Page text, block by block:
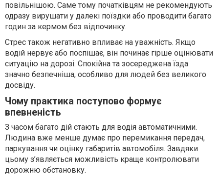
повільнішою. Саме тому початківцям не рекомендують
одразу вирушати у далекі поїздки або проводити багато
годин за кермом без відпочинку.
Стрес також негативно впливає на уважність. Якщо
водій нервує або поспішає, він починає гірше оцінювати
ситуацію на дорозі. Спокійна та зосереджена їзда
значно безпечніша, особливо для людей без великого
досвіду.
Чому практика поступово формує
впевненість
З часом багато дій стають для водія автоматичними.
Людина вже менше думає про перемикання передач,
паркування чи оцінку габаритів автомобіля. Завдяки
цьому з’являється можливість краще контролювати
дорожню обстановку.